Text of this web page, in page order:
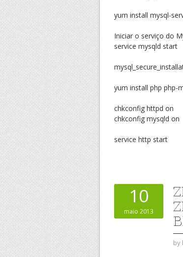
yum install mysql-
Iniciar o serviço do
service mysqld start
yum install php php-
chkconfig httpd on
chkconfig mysqld on
service http start
10
maio 2013
by